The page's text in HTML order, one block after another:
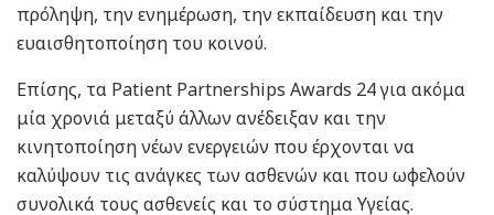
πρόληψη, την ενημέρωση, την εκπαίδευση και την
ευαισθητοποίηση του κοινού.
Επίσης, τα Patient Partnerships Awards 24 για ακόμα
μία χρονιά μεταξύ άλλων ανέδειξαν και την
κινητοποίηση νέων ενεργειών που έρχονται να
καλύψουν τις ανάγκες των ασθενών και που ωφελούν
συνολικά τους ασθενείς και το σύστημα Υγείας.